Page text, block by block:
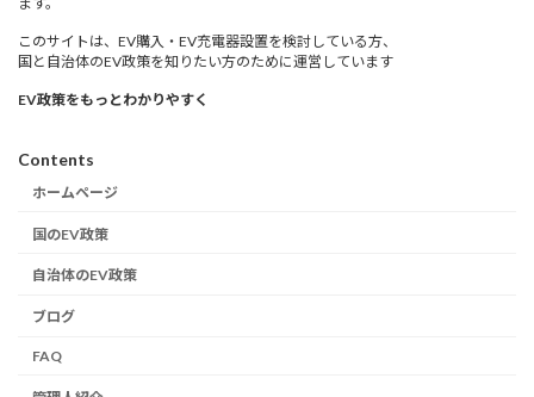
このサイトは、EV購入・EV充電器設置を検討している方、
国と自治体のEV政策を知りたい方のために運営しています
EV政策をもっとわかりやすく
Contents
ホームページ
国のEV政策
自治体のEV政策
ブログ
FAQ